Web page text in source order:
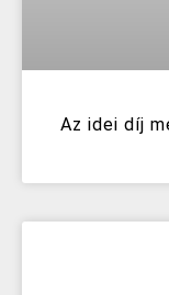
Az idei díj